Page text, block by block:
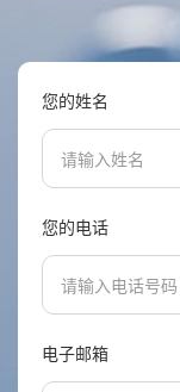
您的姓名
您的电话
电子邮箱